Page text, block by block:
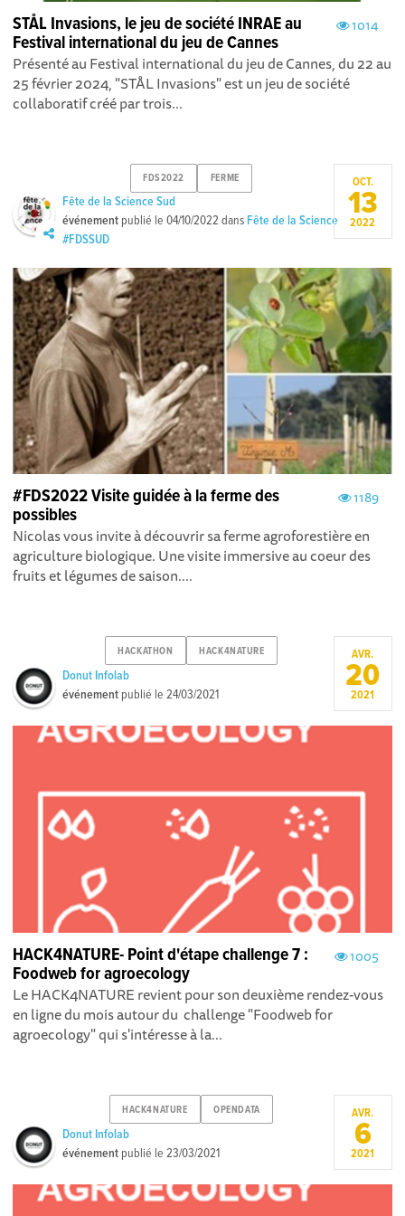
1014
STÅL Invasions, le jeu de société INRAE au
Festival international du jeu de Cannes
Présenté au Festival international du jeu de Cannes, du 22 au
25 février 2024, "STÅL Invasions" est un jeu de société
collaboratif créé par trois...
FDS2022 FERME
Fête de la Science Sud
événement publié le04/10/2022 dans Fête de la Science
#FDSSUD
OCT.
13
2022
1189
#FDS2022 Visite guidée à la ferme des
possibles
Nicolas vous invite à découvrir sa ferme agroforestière en
agriculture biologique. Une visite immersive au coeur des
fruits et légumes de saison....
HACKATHON HACK4NATURE
Donut Infolab
événement publié le24/03/2021
AVR.
20
2021
1005
HACK4NATURE- Point d'étape challenge 7 :
Foodweb for agroecology
Le HACK4NATURE revient pour son deuxième rendez-vous
en ligne du mois autour du challenge "Foodweb for
agroecology" qui s'intéresse à la...
HACK4NATURE OPENDATA
Donut Infolab
événement publié le23/03/2021
AVR.
6
2021